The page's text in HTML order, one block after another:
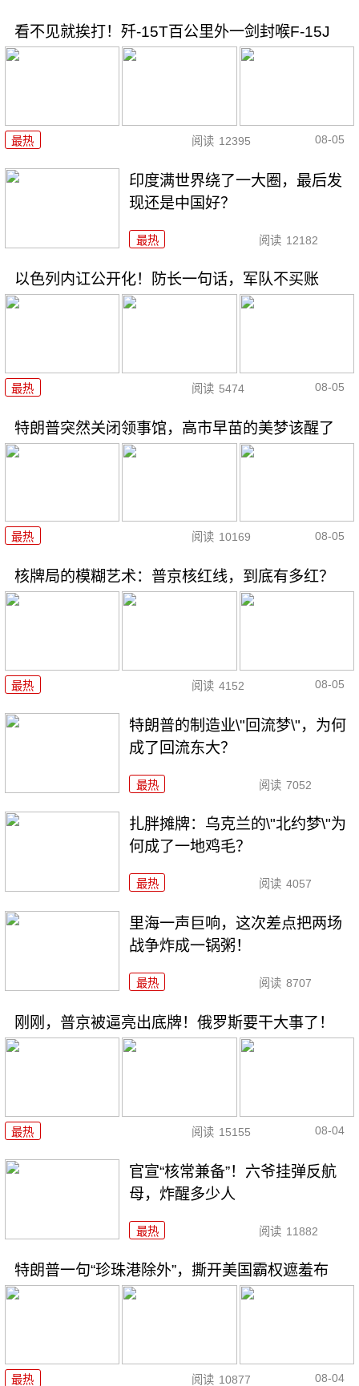
看不见就挨打！歼-15T百公里外一剑封喉F-15J
最热 阅读 12395 08-05
印度满世界绕了一大圈，最后发
现还是中国好？
最热 阅读 12182
以色列内讧公开化！防长一句话，军队不买账
最热 阅读 5474 08-05
特朗普突然关闭领事馆，高市早苗的美梦该醒了
最热 阅读 10169 08-05
核牌局的模糊艺术：普京核红线，到底有多红？
最热 阅读 4152 08-05
特朗普的制造业\"回流梦\"，为何
成了回流东大？
最热 阅读 7052
扎胖摊牌：乌克兰的\"北约梦\"为
何成了一地鸡毛？
最热 阅读 4057
里海一声巨响，这次差点把两场
战争炸成一锅粥！
最热 阅读 8707
刚刚，普京被逼亮出底牌！俄罗斯要干大事了！
最热 阅读 15155 08-04
官宣“核常兼备”！六爷挂弹反航
母，炸醒多少人
最热 阅读 11882
特朗普一句“珍珠港除外”，撕开美国霸权遮羞布
最热 阅读 10877 08-04